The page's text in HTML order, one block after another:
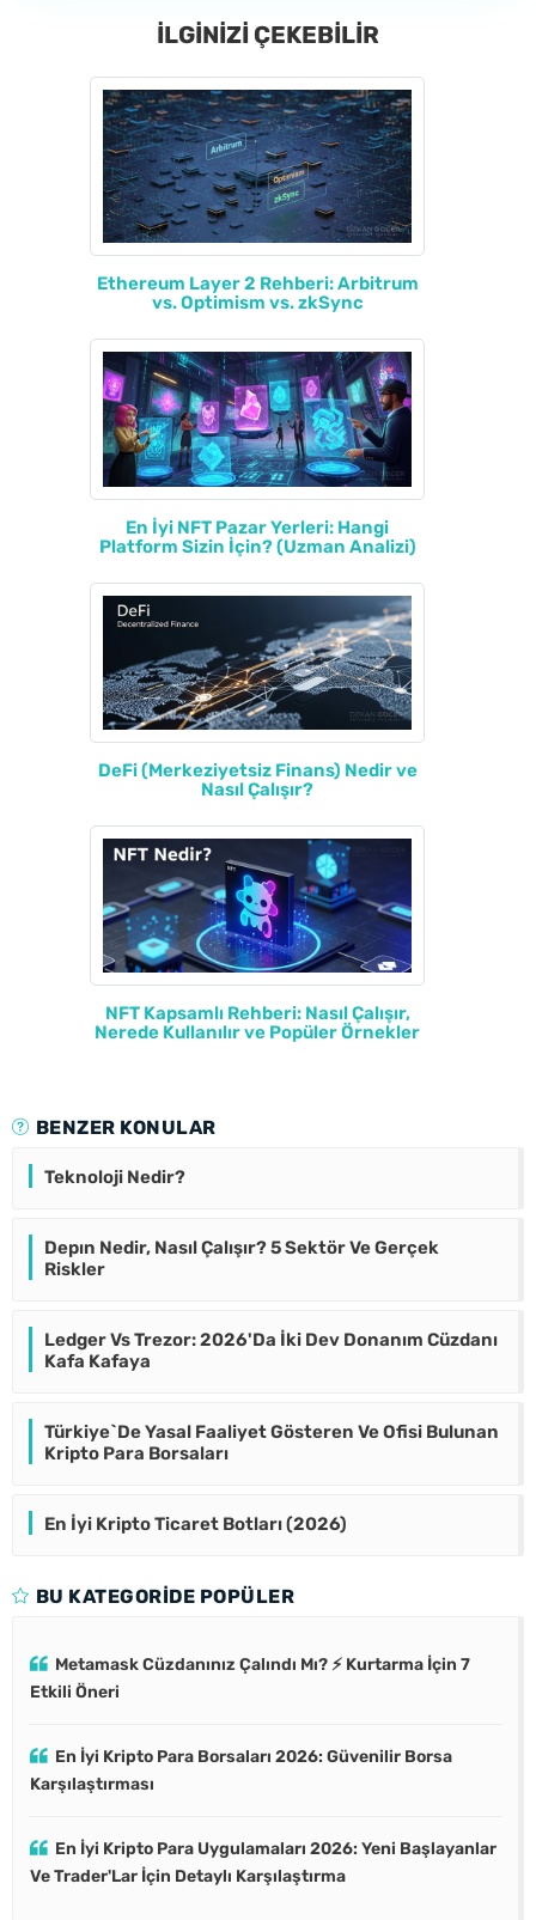
İLGİNİZİ ÇEKEBİLİR
Ethereum Layer 2 Rehberi: Arbitrum
vs. Optimism vs. zkSync
En İyi NFT Pazar Yerleri: Hangi
Platform Sizin İçin? (Uzman Analizi)
DeFi (Merkeziyetsiz Finans) Nedir ve
Nasıl Çalışır?
NFT Kapsamlı Rehberi: Nasıl Çalışır,
Nerede Kullanılır ve Popüler Örnekler
BENZER KONULAR
Teknoloji Nedir?
Depın Nedir, Nasıl Çalışır? 5 Sektör Ve Gerçek
Riskler
Ledger Vs Trezor: 2026'Da İki Dev Donanım Cüzdanı
Kafa Kafaya
Türkiye`De Yasal Faaliyet Gösteren Ve Ofisi Bulunan
Kripto Para Borsaları
En İyi Kripto Ticaret Botları (2026)
BU KATEGORIDE POPÜLER
Metamask Cüzdanınız Çalındı Mı? ⚡ Kurtarma İçin 7
Etkili Öneri
En İyi Kripto Para Borsaları 2026: Güvenilir Borsa
Karşılaştırması
En İyi Kripto Para Uygulamaları 2026: Yeni Başlayanlar
Ve Trader'Lar İçin Detaylı Karşılaştırma